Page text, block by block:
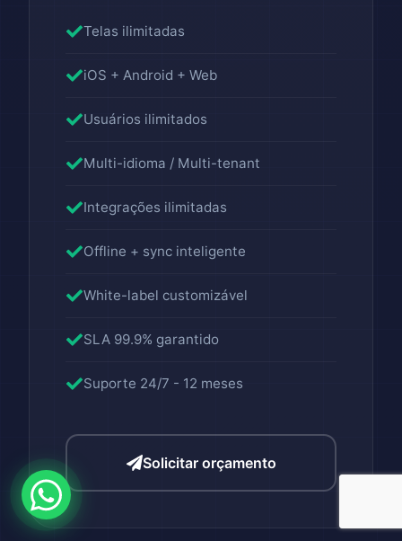
Telas ilimitadas
iOS + Android + Web
Usuários ilimitados
Multi-idioma / Multi-tenant
Integrações ilimitadas
Offline + sync inteligente
White-label customizável
SLA 99.9% garantido
Suporte 24/7 - 12 meses
Solicitar orçamento